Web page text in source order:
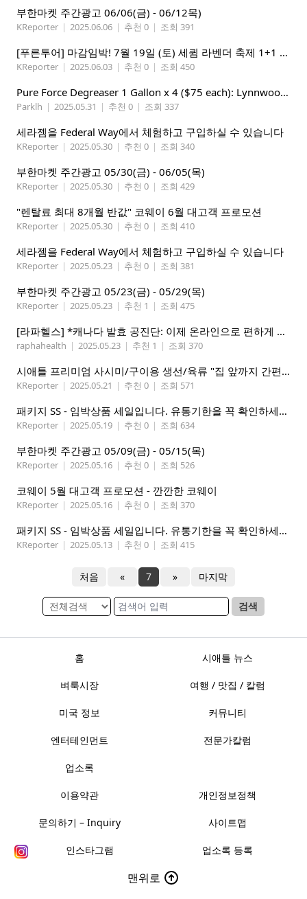
부한마켓 주간광고 06/06(금) - 06/12목)
KReporter | 2025.06.06 | 추천 0 | 조회 391
[푸른투어] 마감임박! 7월 19일 (토) 세큄 라벤더 축제 1+1 이벤트
KReporter | 2025.06.03 | 추천 0 | 조회 450
Pure Force Degreaser 1 Gallon x 4 ($75 each): Lynnwood 지역
Parklh | 2025.05.31 | 추천 0 | 조회 337
세라젬을 Federal Way에서 체험하고 구입하실 수 있습니다
KReporter | 2025.05.30 | 추천 0 | 조회 340
부한마켓 주간광고 05/30(금) - 06/05(목)
KReporter | 2025.05.30 | 추천 0 | 조회 429
"렌탈료 최대 8개월 반값" 코웨이 6월 대고객 프로모션
KReporter | 2025.05.30 | 추천 0 | 조회 410
세라젬을 Federal Way에서 체험하고 구입하실 수 있습니다
KReporter | 2025.05.23 | 추천 0 | 조회 381
부한마켓 주간광고 05/23(금) - 05/29(목)
KReporter | 2025.05.23 | 추천 1 | 조회 475
[라파헬스] *캐나다 발효 공진단: 이제 온라인으로 편하게 구매하세요.*
raphahealth | 2025.05.23 | 추천 1 | 조회 370
시애틀 프리미엄 사시미/구이용 생선/육류 "집 앞까지 간편하게" – 영오션닷컴
KReporter | 2025.05.21 | 추천 0 | 조회 571
패키지 SS - 임박상품 세일입니다. 유통기한을 꼭 확인하세요.
KReporter | 2025.05.19 | 추천 0 | 조회 634
부한마켓 주간광고 05/09(금) - 05/15(목)
KReporter | 2025.05.16 | 추천 0 | 조회 526
코웨이 5월 대고객 프로모션 - 깐깐한 코웨이
KReporter | 2025.05.16 | 추천 0 | 조회 370
패키지 SS - 임박상품 세일입니다. 유통기한을 꼭 확인하세요.
KReporter | 2025.05.13 | 추천 0 | 조회 415
처음 « 7 » 마지막
검색
홈 시애틀 뉴스
벼룩시장 여행 / 맛집 / 칼럼
미국 정보 커뮤니티
엔터테인먼트 전문가칼럼
업소록
이용약관 개인정보정책
문의하기 – Inquiry 사이트맵
인스타그램 업소록 등록
맨위로